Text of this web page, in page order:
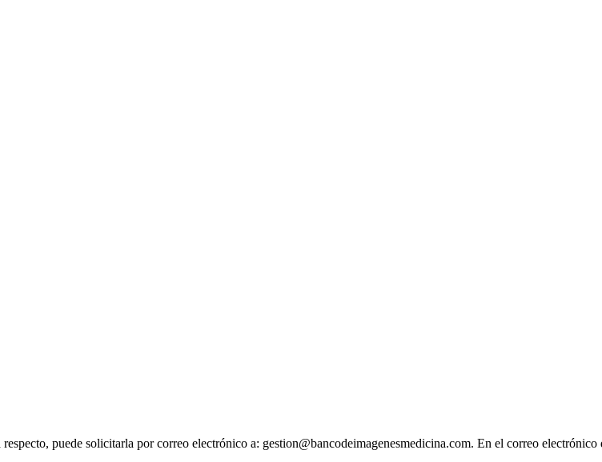
puede solicitarla por correo electrónico a: gestion@bancodeimagenesmedicina.com. En el correo electrónico